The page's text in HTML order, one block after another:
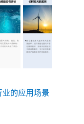
业的应用场景